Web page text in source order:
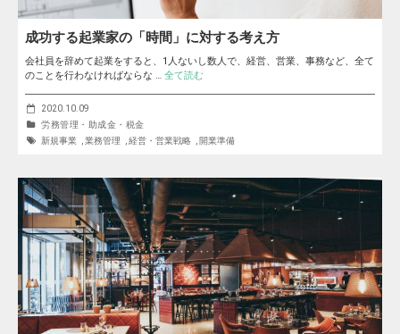
成功する起業家の「時間」に対する考え方
会社員を辞めて起業をすると、1人ないし数人で、経営、営業、事務など、全て
のことを行わなければならな … 全て読む
2020.10.09
労務管理・助成金・税金
新規事業
業務管理 経営・営業戦略 開業準備